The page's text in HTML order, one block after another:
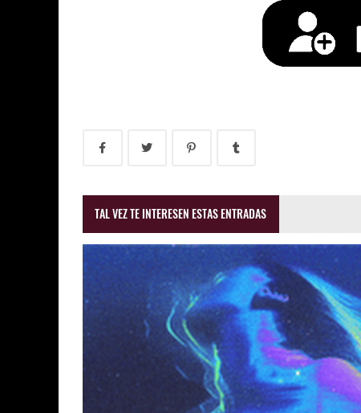
TAL VEZ TE INTERESEN ESTAS ENTRADAS